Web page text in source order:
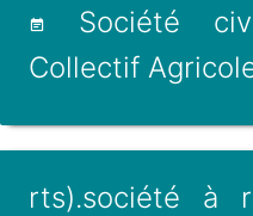
Société
Collectif
rts).société à